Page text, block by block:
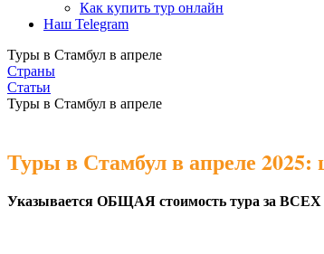
Как купить тур онлайн
Наш Telegram
Туры в Стамбул в апреле
Страны
Статьи
Туры в Стамбул в апреле
Туры в Стамбул в апреле
Указывается ОБЩАЯ стоимость тура за ВСЕХ